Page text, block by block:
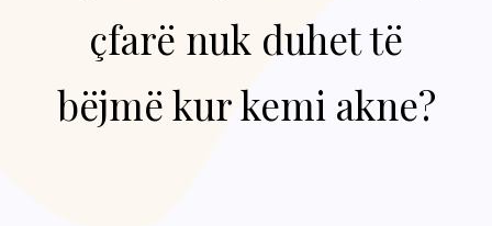
çfarë nuk duhet të
bëjmë kur kemi akne?